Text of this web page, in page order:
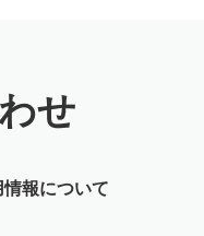
せ
報について